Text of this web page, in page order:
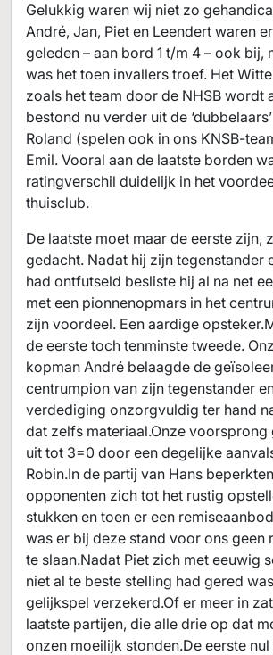
Gelukkig waren wij niet zo
André, Jan, Piet en Leendert waren
geleden – aan bord 1 t/m 4 – ook bij,
was het toen invallers troef. Het Witte
zoals het team door de NHSB wordt
bestond nu verder uit de
Roland (spelen ook in ons KNSB-
Emil. Vooral aan de laatste borden
ratingverschil duidelijk in het
thuisclub.
De laatste moet maar de eerste zijn,
gedacht. Nadat hij zijn tegenstander
had ontfutseld besliste hij al na net
met een pionnenopmars in het
zijn voordeel. Een aardige
de eerste toch tenminste tweede.
kopman André belaagde de
centrumpion van zijn tegenstander
verdediging onzorgvuldig ter hand
dat zelfs materiaal.Onze
uit tot 3=0 door een degelijke
Robin.In de partij van Hans
opponenten zich tot het rustig
stukken en toen er een
was er bij deze stand voor ons geen
te slaan.Nadat Piet zich met eeuwig
niet al te beste stelling had gered
gelijkspel verzekerd.Of er meer in
laatste partijen, die alle drie op dat
onzen moeilijk stonden.De eerste